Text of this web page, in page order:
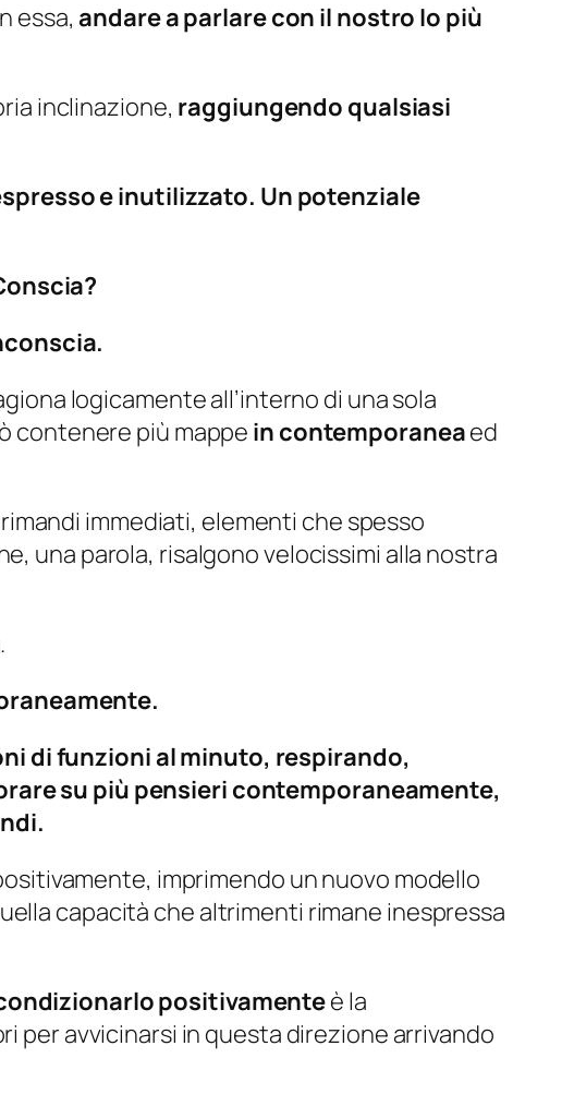
essa,andare a parlare con il nostro Io più
inclinazione, raggiungendo qualsiasi
e inutilizzato. Un potenziale
logicamente all’interno di una sola
contenere più mappe in contemporaneaed
immediati, elementi che spesso
una parola, risalgono velocissimi alla nostra
di funzioni al minuto, respirando,
su più pensieri contemporaneamente,
imprimendo un nuovo modello
capacità che altrimenti rimane inespressa
positivamenteè la
per avvicinarsi in questa direzione arrivando